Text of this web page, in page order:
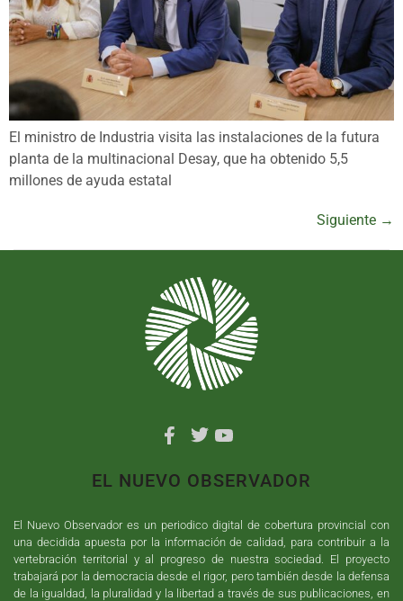
El ministro de Industria visita las instalaciones de la futura
planta de la multinacional Desay, que ha obtenido 5,5
millones de ayuda estatal
Siguiente →
EL NUEVO OBSERVADOR
El Nuevo Observador es un periodico digital de cobertura provincial con
una decidida apuesta por la información de calidad, para contribuir a la
vertebración territorial y al progreso de nuestra sociedad. El proyecto
trabajará por la democracia desde el rigor, pero también desde la defensa
de la igualdad, la pluralidad y la libertad a través de sus publicaciones, en